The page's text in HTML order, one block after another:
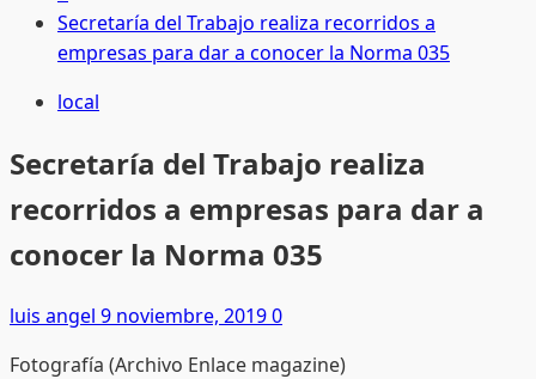
Secretaría del Trabajo realiza recorridos a
empresas para dar a conocer la Norma 035
local
Secretaría del Trabajo realiza
recorridos a empresas para dar a
conocer la Norma 035
luis angel 9 noviembre, 20190
Fotografía (Archivo Enlace magazine)